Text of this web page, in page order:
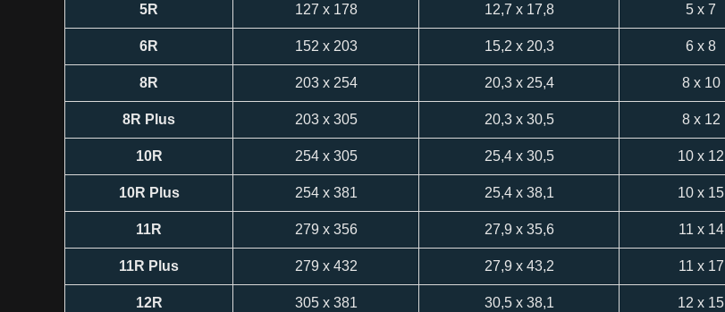
5R 127 x 178 12,7 x 17,8 5 x 7
6R 152 x 203 15,2 x 20,3 6 x 8
8R 203 x 254 20,3 x 25,4 8 x 10
8R Plus 203 x 305 20,3 x 30,5 8 x 12
10R 254 x 305 25,4 x 30,5 10 x 12
10R Plus 254 x 381 25,4 x 38,1 10 x 15
11R 279 x 356 27,9 x 35,6 11 x 14
11R Plus 279 x 432 27,9 x 43,2 11 x 17
12R 305 x 381 30,5 x 38,1 12 x 15